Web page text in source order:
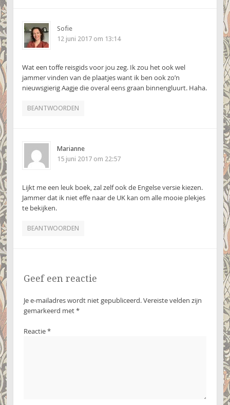
Sofie
12 juni 2017 om 13:14
Wat een toffe reisgids voor jou zeg. Ik zou het ook wel
jammer vinden van de plaatjes want ik ben ook zo’n
nieuwsgierig Aagje die overal eens graan binnengluurt. Haha.
BEANTWOORDEN
Marianne
15 juni 2017 om 22:57
Lijkt me een leuk boek, zal zelf ook de Engelse versie kiezen.
Jammer dat ik niet effe naar de UK kan om alle mooie plekjes
te bekijken.
BEANTWOORDEN
Geef een reactie
Je e-mailadres wordt niet gepubliceerd.Vereiste velden zijn
gemarkeerd met*
Reactie*